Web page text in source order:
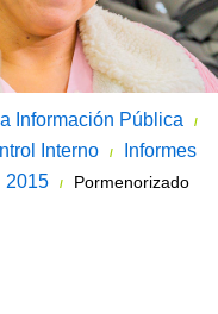
Información Pública /
Interno /
Informes
2015 /
Pormenorizado